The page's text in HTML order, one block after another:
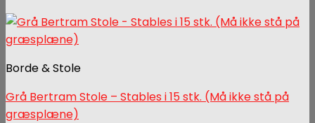
Borde & Stole
Grå Bertram Stole – Stables i 15 stk. (Må ikke stå på
græsplæne)